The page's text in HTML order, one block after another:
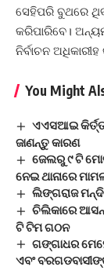
ସେହିପରି ବୁଥରେ
କରିପାରିବେ।
ନିର୍ବାଚନ
You Might
ଏଏସଆଇ
ଜାଣନ୍ତୁ କାରଣ
ଜେଲରୁ ୯ ଟି
ନେଇ ଥାନାରେ
ଲିଙ୍ଗରାଜ
ଚିଲିକାରେ
ଟି ଟିମ ଗଠନ
ଗଙ୍ଗାଧର
ଏବଂ